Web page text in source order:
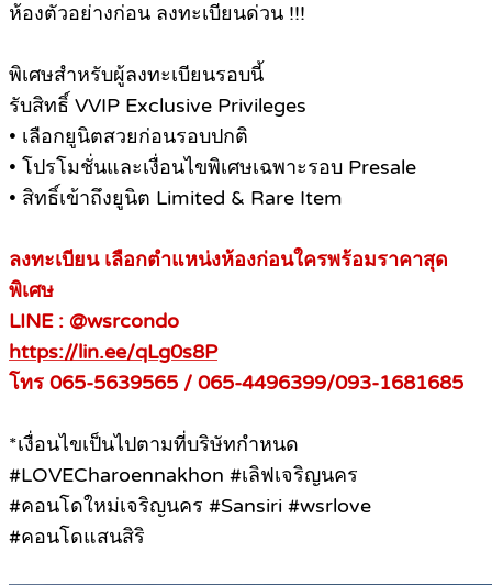
ห้องตัวอย่างก่อน ลงทะเบียนด่วน !!!
พิเศษสำหรับผู้ลงทะเบียนรอบนี้
รับสิทธิ์ VVIP Exclusive Privileges
• เลือกยูนิตสวยก่อนรอบปกติ
• โปรโมชั่นและเงื่อนไขพิเศษเฉพาะรอบ Presale
• สิทธิ์เข้าถึงยูนิต Limited & Rare Item
ลงทะเบียน เลือกตำแหน่งห้องก่อนใครพร้อมราคาสุด
พิเศษ
LINE : @wsrcondo
https://lin.ee/qLg0s8P
โทร 065-5639565 / 065-4496399/093-1681685
*เงื่อนไขเป็นไปตามที่บริษัทกำหนด
#LOVECharoennakhon #เลิฟเจริญนคร
#คอนโดใหม่เจริญนคร #Sansiri #wsrlove
#คอนโดแสนสิริ